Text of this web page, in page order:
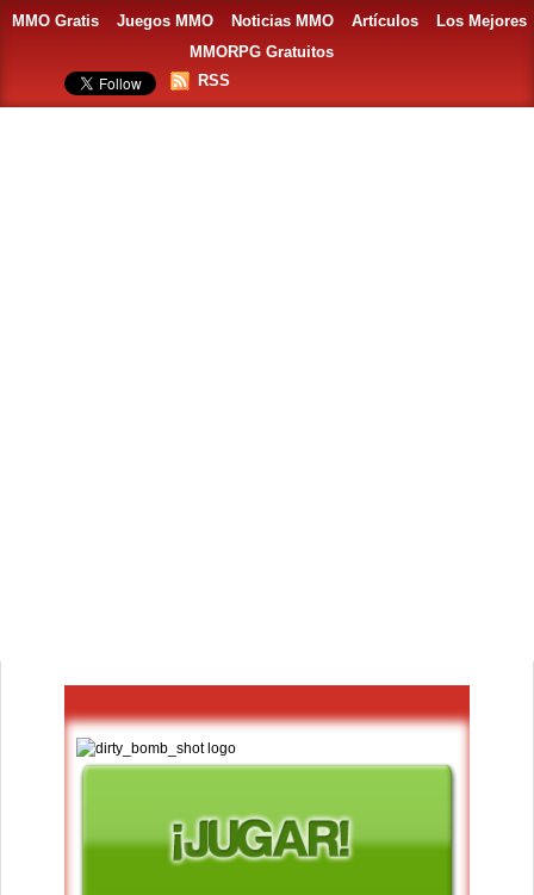
MMO Gratis Juegos MMO Noticias MMO Artículos
Los Mejores
MMORPG Gratuitos
RSS